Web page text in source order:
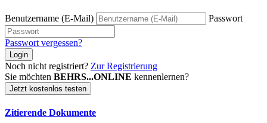
Benutzername (E-Mail) Passwort
Passwort vergessen?
Login
Noch nicht registriert? Zur Registrierung
Sie möchten BEHRS...ONLINE kennenlernen?
Jetzt kostenlos testen
Zitierende Dokumente